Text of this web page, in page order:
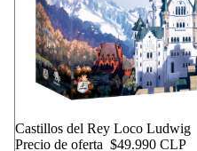
Oferta
Castillos del Rey Loco Ludwig
Precio de oferta $49.990 CLP